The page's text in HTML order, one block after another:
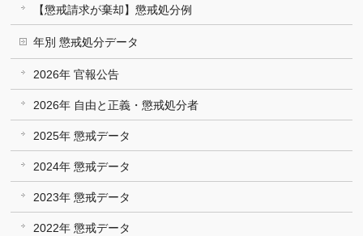
【懲戒請求が棄却】懲戒処分例
年別 懲戒処分データ
2026年 官報公告
2026年 自由と正義・懲戒処分者
2025年 懲戒データ
2024年 懲戒データ
2023年 懲戒データ
2022年 懲戒データ